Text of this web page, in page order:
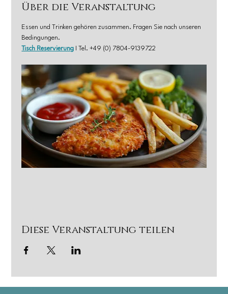
Über die Veranstaltung
Essen und Trinken gehören zusammen. Fragen Sie nach unseren
Bedingungen.
Tisch Reservierung I Tel. +49 (0) 7804-9139722
Diese Veranstaltung teilen